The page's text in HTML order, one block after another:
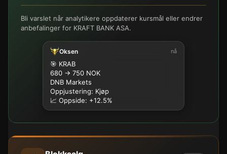
Bli varslet når analytikere oppdaterer kursmål eller endrer
anbefalinger for KRAFT BANK ASA.
Oksen nå
🎯 KRAB
680 → 750 NOK
DNB Markets
Oppjustering: Kjøp
📈 Oppside: +12.5%